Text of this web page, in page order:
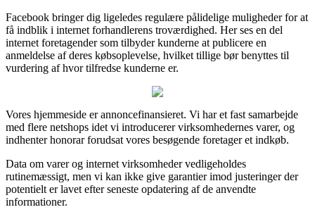
Facebook bringer dig ligeledes regulære pålidelige muligheder for at
få indblik i internet forhandlerens troværdighed. Her ses en del
internet foretagender som tilbyder kunderne at publicere en
anmeldelse af deres købsoplevelse, hvilket tillige bør benyttes til
vurdering af hvor tilfredse kunderne er.
Vores hjemmeside er annoncefinansieret. Vi har et fast samarbejde
med flere netshops idet vi introducerer virksomhedernes varer, og
indhenter honorar forudsat vores besøgende foretager et indkøb.
Data om varer og internet virksomheder vedligeholdes
rutinemæssigt, men vi kan ikke give garantier imod justeringer der
potentielt er lavet efter seneste opdatering af de anvendte
informationer.